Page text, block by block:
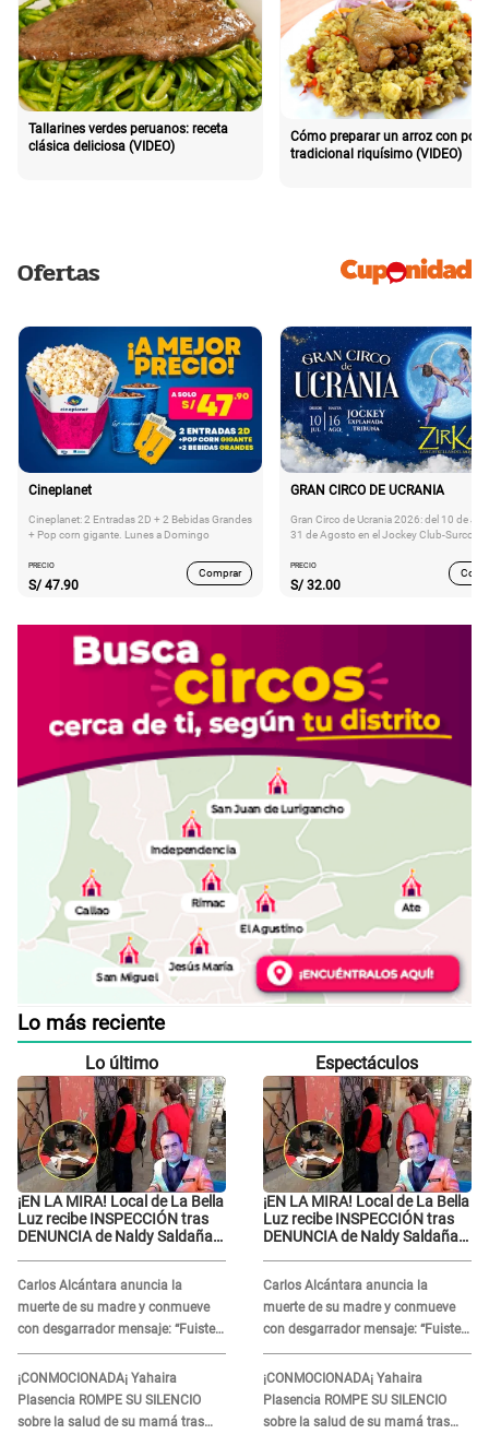
Tallarines verdes peruanos: receta
clásica deliciosa (VIDEO)
Cómo preparar un arroz con pollo
tradicional riquísimo (VIDEO)
Ofertas
Cineplanet
Cineplanet: 2 Entradas 2D + 2 Bebidas Grandes
+ Pop corn gigante. Lunes a Domingo
PRECIO
S/ 47.90
Comprar
GRAN CIRCO DE UCRANIA
Gran Circo de Ucrania 2026: del 10 de
31 de Agosto en el Jockey Club-Surco
PRECIO
S/ 32.00
Lo más reciente
Lo último
¡EN LA MIRA! Local de La Bella
Luz recibe INSPECCIÓN tras
DENUNCIA de Naldy Saldaña
Carlos Alcántara anuncia la
muerte de su madre y conmueve
con desgarrador mensaje: “Fuiste
una gran mujer”
¡CONMOCIONADA¡ Yahaira
Plasencia ROMPE SU SILENCIO
sobre la salud de su mamá tras
Espectáculos
¡EN LA MIRA! Local de La Bella
Luz recibe INSPECCIÓN tras
DENUNCIA de Naldy Saldaña
Carlos Alcántara anuncia la
muerte de su madre y conmueve
con desgarrador mensaje: “Fuiste
una gran mujer”
¡CONMOCIONADA¡ Yahaira
Plasencia ROMPE SU SILENCIO
sobre la salud de su mamá tras